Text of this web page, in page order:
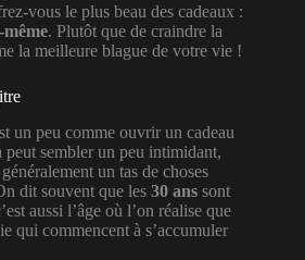
vous le plus beau des cadeaux :
. Plutôt que de craindre la
la meilleure blague de votre vie !
un peu comme ouvrir un cadeau
peut sembler un peu intimidant,
un tas de choses
dit souvent que les 30 ans sont
aussi l’âge où l’on réalise que
qui commencent à s’accumuler